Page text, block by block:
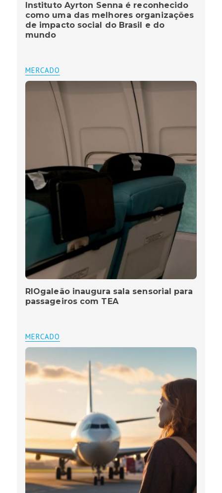
Instituto Ayrton Senna é reconhecido
como uma das melhores organizações
de impacto social do Brasil e do
mundo
MERCADO
RIOgaleão inaugura sala sensorial para
passageiros com TEA
MERCADO